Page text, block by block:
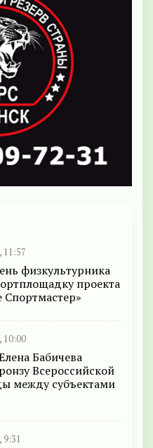
11:57
физкультурника
проекта
Спортмастер»
10:00
Бабичева
Всероссийской
между субъектами
9:31